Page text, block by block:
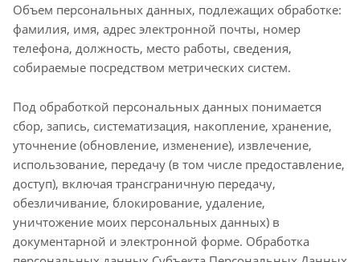
Объем персональных данных, подлежащих обработке:
фамилия, имя, адрес электронной почты, номер
телефона, должность, место работы, сведения,
собираемые посредством метрических систем.
Под обработкой персональных данных понимается
сбор, запись, систематизация, накопление, хранение,
уточнение (обновление, изменение), извлечение,
использование, передачу (в том числе предоставление,
доступ), включая трансграничную передачу,
обезличивание, блокирование, удаление,
уничтожение моих персональных данных) в
документарной и электронной форме. Обработка